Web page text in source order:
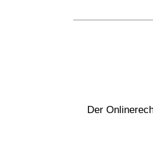
Der